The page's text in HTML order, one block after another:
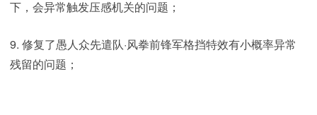
下，会异常触发压感机关的问题；
9. 修复了愚人众先遣队·风拳前锋军格挡特效有小概率异常
残留的问题；